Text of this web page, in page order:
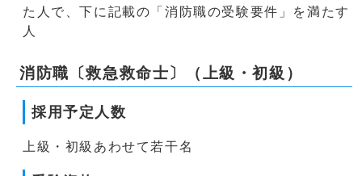
た人で、下に記載の「消防職の受験要件」を満たす
人
消防職〔救急救命士〕（上級・初級）
採用予定人数
上級・初級あわせて若干名